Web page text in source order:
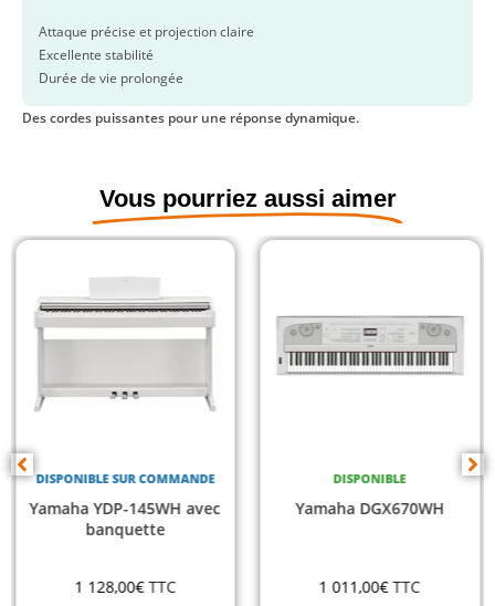
Attaque précise et projection claire
Excellente stabilité
Durée de vie prolongée
Des cordes puissantes pour une réponse dynamique.
Vous pourriez aussi aimer
DISPONIBLE SUR COMMANDE
Yamaha YDP-145WH avec
banquette
1 128,00€ TTC
DISPONIBLE
Yamaha DGX670WH
1 011,00€ TTC